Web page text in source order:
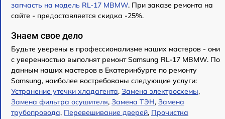
запчасть на модель RL-17 MBMW. При заказе ремонта на
сайте - предоставляется скидка -25%.
Знаем свое дело
Будьте уверены в профессионализме наших мастеров - они
с уверенностью выполнят ремонт Samsung RL-17 MBMW. По
данным наших мастеров в Екатеринбурге по ремонту
Samsung, наиболее востребованы следующие услуги:
Устранение утечки хладагента, Замена электросхемы,
Замена фильтра осушителя, Замена ТЭН, Замена
трубопровода, Перевешивание дверей, Прочистка